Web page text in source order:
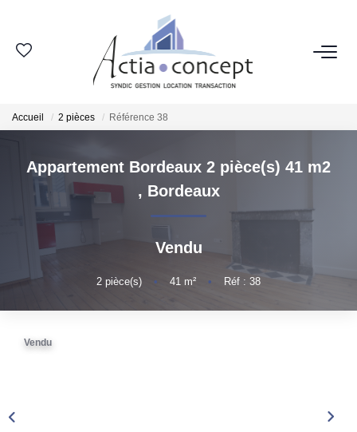
GROUPE ACTIA
Nos Agences
Notre Équipe
Nos Actualités
Nos Avis Clients
ESPACE CLIENT
Accueil 2 pièces Référence 38
Appartement Bordeaux 2 pièce(s) 41 m2
, Bordeaux
Vendu
2 pièce(s) • 41 m² • Réf : 38
Vendu